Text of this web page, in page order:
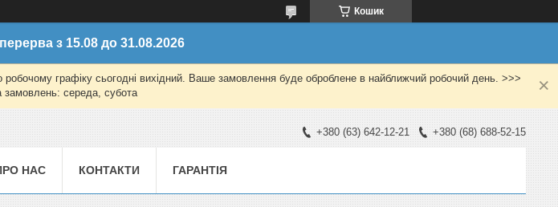
Кошик
з 15.08 до 31.08.2026
графіку сьогодні вихідний. Ваше замовлення буде оброблене в найближчий робочий день. >>>
замовлень: середа, субота
+380 (63) 642-12-21 +380 (68) 688-52-15
НАС КОНТАКТИ ГАРАНТІЯ